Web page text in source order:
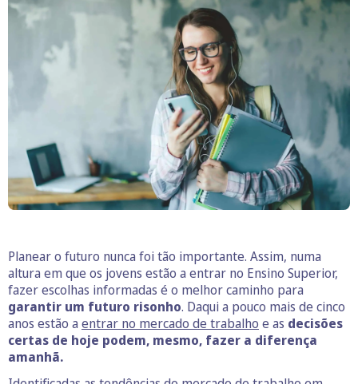
Planear o futuro nunca foi tão importante. Assim, numa
altura em que os jovens estão a entrar no Ensino Superior,
fazer escolhas informadas é o melhor caminho para
garantir um futuro risonho. Daqui a pouco mais de cinco
anos estão a entrar no mercado de trabalho e as decisões
certas de hoje podem, mesmo, fazer a diferença
amanhã.